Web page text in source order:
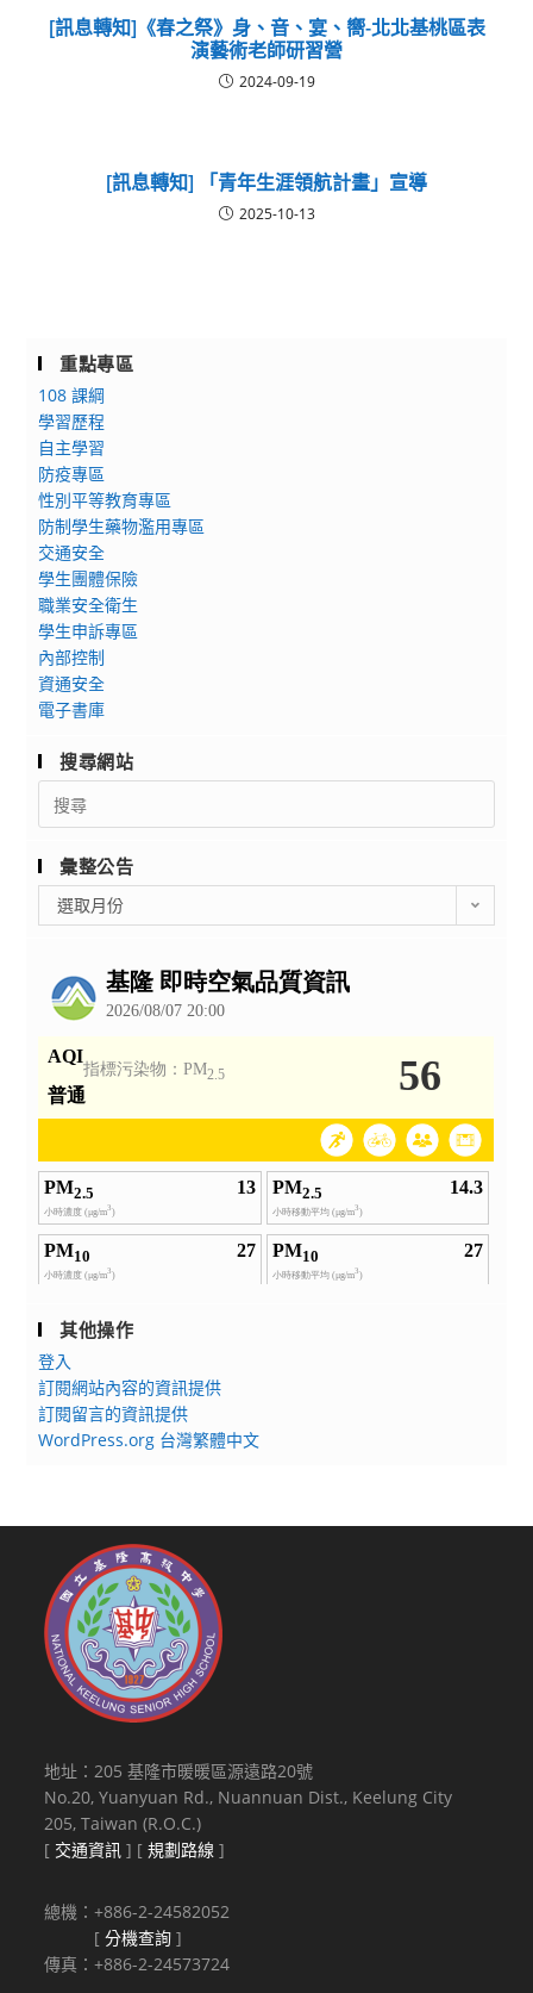
[訊息轉知]《春之祭》身、音、宴、嚮-北北基桃區表
演藝術老師研習營
2024-09-19
[訊息轉知] 「青年生涯領航計畫」宣導
2025-10-13
重點專區
108 課綱
學習歷程
自主學習
防疫專區
性別平等教育專區
防制學生藥物濫用專區
交通安全
學生團體保險
職業安全衛生
學生申訴專區
內部控制
資通安全
電子書庫
搜尋網站
Search
for:
彙整公告
整
選取月份
其他操作
登入
訂閱網站內容的資訊提供
訂閱留言的資訊提供
WordPress.org 台灣繁體中文
地址：205 基隆市暖暖區源遠路20號
No.20, Yuanyuan Rd., Nuannuan Dist., Keelung City
205, Taiwan (R.O.C.)
[ 交通資訊 ] [規劃路線 ]
總機：+886-2-24582052
[分機查詢 ]
傳真：+886-2-24573724